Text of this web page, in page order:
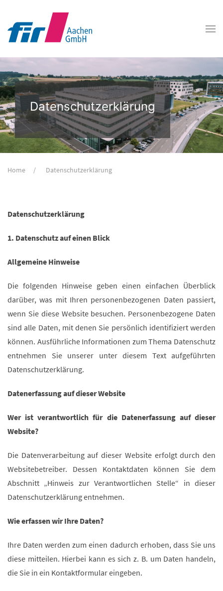
Datenschutzerklärung
Home Datenschutzerklärung
Datenschutz­erklärung
1. Datenschutz auf einen Blick
Allgemeine Hinweise
Die folgenden Hinweise geben einen einfachen Überblick
darüber, was mit Ihren personenbezogenen Daten passiert,
wenn Sie diese Website besuchen. Personenbezogene Daten
sind alle Daten, mit denen Sie persönlich identifiziert werden
können. Ausführliche Informationen zum Thema Datenschutz
entnehmen Sie unserer unter diesem Text aufgeführten
Datenschutzerklärung.
Datenerfassung auf dieser Website
Wer ist verantwortlich für die Datenerfassung auf dieser
Website?
Die Datenverarbeitung auf dieser Website erfolgt durch den
Websitebetreiber. Dessen Kontaktdaten können Sie dem
Abschnitt „Hinweis zur Verantwortlichen Stelle“ in dieser
Datenschutzerklärung entnehmen.
Wie erfassen wir Ihre Daten?
Ihre Daten werden zum einen dadurch erhoben, dass Sie uns
diese mitteilen. Hierbei kann es sich z. B. um Daten handeln,
die Sie in ein Kontaktformular eingeben.